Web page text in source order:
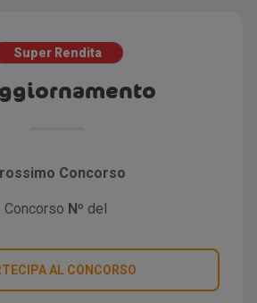
Super Rendita
Concorso
Concorso Nº del
AL CONCORSO